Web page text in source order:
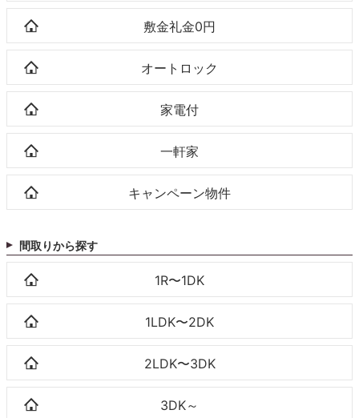
敷金礼金0円
オートロック
家電付
一軒家
キャンペーン物件
間取りから探す
1R〜1DK
1LDK〜2DK
2LDK〜3DK
3DK～